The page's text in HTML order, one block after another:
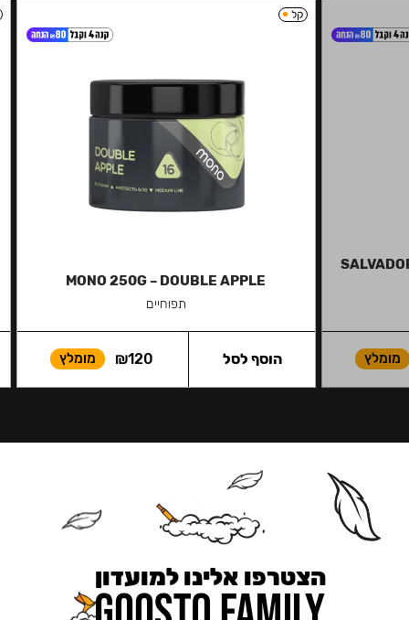
מומלץ
קל
MONO 250G – DOUBLE APPLE
תפוחיים
₪120 מומלץ הוסף לסל
הצטרפו אלינו למועדון